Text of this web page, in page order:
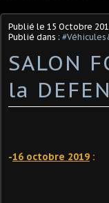
Publié le 15 Octobre
Publié dans :
SALON
la
-16 octobre 2019 :